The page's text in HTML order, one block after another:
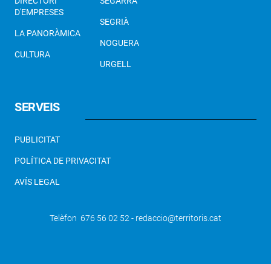
D'EMPRESES
LA PANORÀMICA
CULTURA
SEGRIÀ
NOGUERA
URGELL
SERVEIS
PUBLICITAT
POLÍTICA DE PRIVACITAT
AVÍS LEGAL
Telèfon 676 56 02 52 - redaccio@territoris.cat